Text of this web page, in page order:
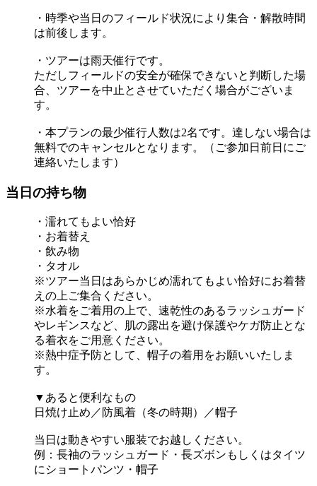
・時季や当日のフィールド状況により集合・解散時間
は前後します。
・ツアーは雨天催行です。
ただしフィールドの安全が確保できないと判断した場
合、ツアーを中止とさせていただく場合がございま
す。
・本プランの最少催行人数は2名です。達しない場合は
無料でのキャンセルとなります。（ご参加日前日にご
連絡いたします）
当日の持ち物
・濡れてもよい恰好
・お着替え
・飲み物
・タオル
※ツアー当日はあらかじめ濡れてもよい恰好にお着替
えの上ご集合ください。
※水着をご着用の上で、速乾性のあるラッシュガード
やレギンスなど、肌の露出を避け保護やケガ防止とな
る着衣をご用意ください。
※熱中症予防として、帽子の着用をお願いいたしま
す。
▼あると便利なもの
日焼け止め／防風着（冬の時期）／帽子
当日は動きやすい服装でお越しください。
例：長袖のラッシュガード・長ズボンもしくはタイツ
にショートパンツ・帽子